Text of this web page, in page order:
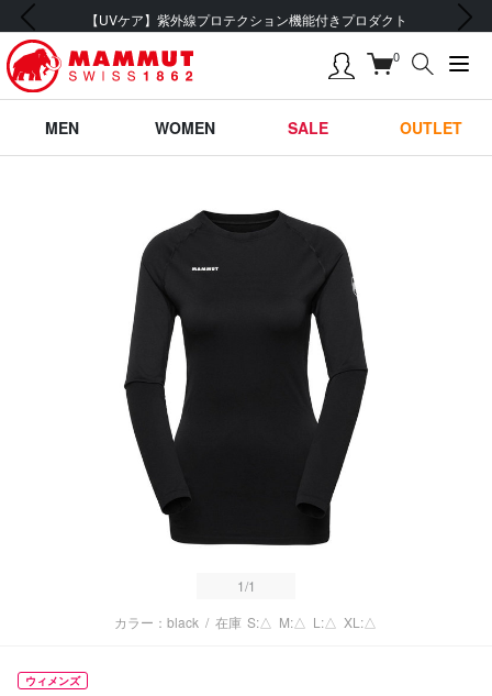
【UVケア】紫外線プロテクション機能付きプロダクト
前の画像 次の画像
0
MEN WOMEN SALE OUTLET
1/1
カラー：black / 在庫 S:△ M:△ L:△ XL:△
ウィメンズ